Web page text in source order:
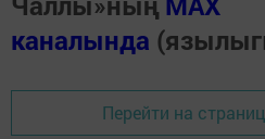
каналында
Перейти на